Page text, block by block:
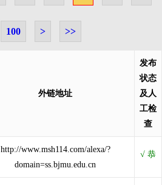
100 > >>
外链地址
发布
状态
及人
工检
查
http://www.msh114.com/alexa/?
domain=ss.bjmu.edu.cn